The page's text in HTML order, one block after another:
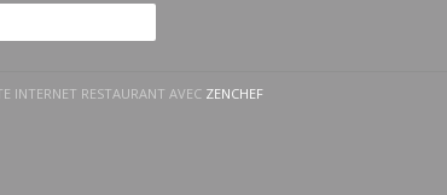
INTERNET RESTAURANT AVEC ZENCHEF((OUVRE UNE NOUVELLE